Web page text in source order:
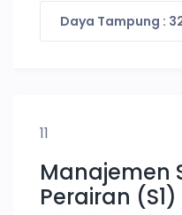
Daya Tampung :
11
Manajemen
Perairan (S1)